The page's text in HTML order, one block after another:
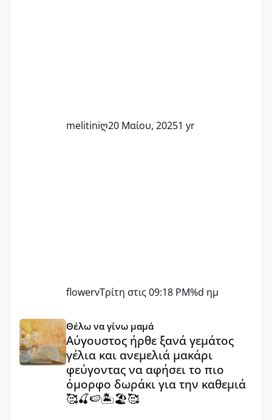
melitiniღ20 Μαίου, 20251 yr
flowervΤρίτη στις 09:18 PM%d ημ
Αύγουστος ήρθε ξανά γεμάτος γέλια και ανεμελιά
Θέλω να γίνω μαμά
Αύγουστος ήρθε ξανά γεμάτος
γέλια και ανεμελιά μακάρι
φεύγοντας να αφήσει το πιο
όμορφο δωράκι για την καθεμιά
🥰🍒🍉🏝️🏖️🥰